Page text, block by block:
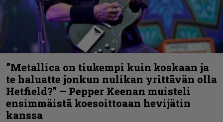
”Metallica on tiukempi kuin koskaan ja
te haluatte jonkun nulikan yrittävän olla
Hetfield?” – Pepper Keenan muisteli
ensimmäistä koesoittoaan hevijätin
kanssa